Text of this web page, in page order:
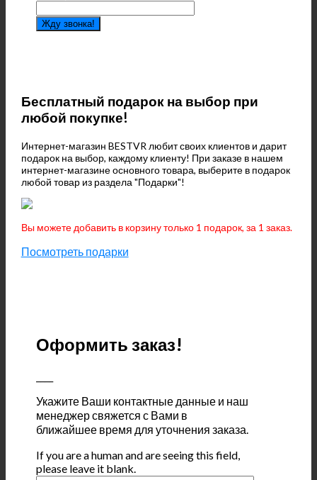
Жду звонка!
Бесплатный подарок на выбор при
любой покупке!
Интернет-магазин BESTVR любит своих клиентов и дарит
подарок на выбор, каждому клиенту! При заказе в нашем
интернет-магазине основного товара, выберите в подарок
любой товар из раздела "Подарки"!
Вы можете добавить в корзину только 1 подарок, за 1 заказ.
Посмотреть подарки
Оформить заказ!
Укажите Ваши контактные данные и наш
менеджер свяжется с Вами в
ближайшее время для уточнения заказа.
If you are a human and are seeing this field,
please leave it blank.